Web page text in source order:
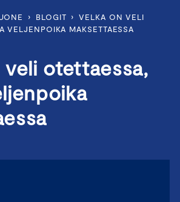
› BLOGIT › VELKA ON VELI
VELJENPOIKA MAKSETTAESSA
veli otettaessa,